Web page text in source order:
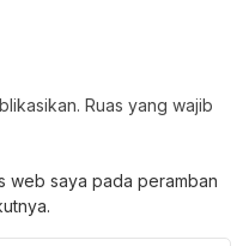
Ruas yang wajib
web saya pada peramban